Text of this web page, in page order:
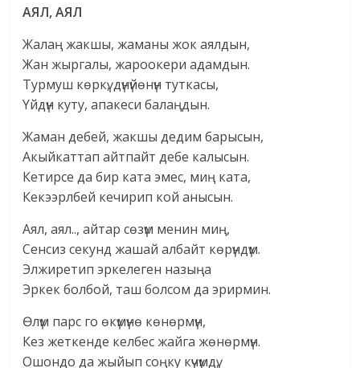
АЯЛ, АЯЛ
Жалаң жакшы, жаманы жок аялдын,
Жан жыргалы, жароокери адамдын.
Турмуш көркү, дүнүйөнүн туткасы,
Yйдүн куту, апакеси балаңдын.
Жаман дебей, жакшы дедим барысын,
Акыйкаттап айтпайт дебе калысын.
Кетирсе да бир ката эмес, миң ката,
Кекээрлбей кечирип кой анысын.
Аял, аял.., айтар сөзүм менин миң,
Сенсиз секунд жашай албайт көрүндүм.
Элжиретип эркелеген назыңа
Эркек болбой, таш болсом да эрирмин.
Өлүм парс го өкүмүнө көнөрмүн,
Кез жеткенде келбес жайга жөнөрмүн.
Ошондо да жыйып соңку күчүмдү,